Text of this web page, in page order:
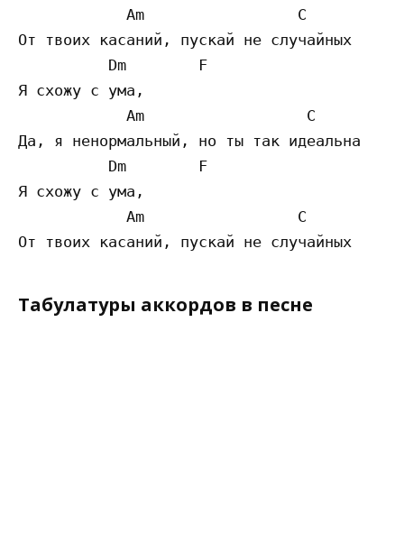
            Am                 C
От твоих касаний, пускай не случайных
          Dm        F
Я схожу с ума,
            Am                  C
Да, я ненормальный, но ты так идеальна
          Dm        F
Я схожу с ума,
            Am                 C
Табулатуры аккордов в песне